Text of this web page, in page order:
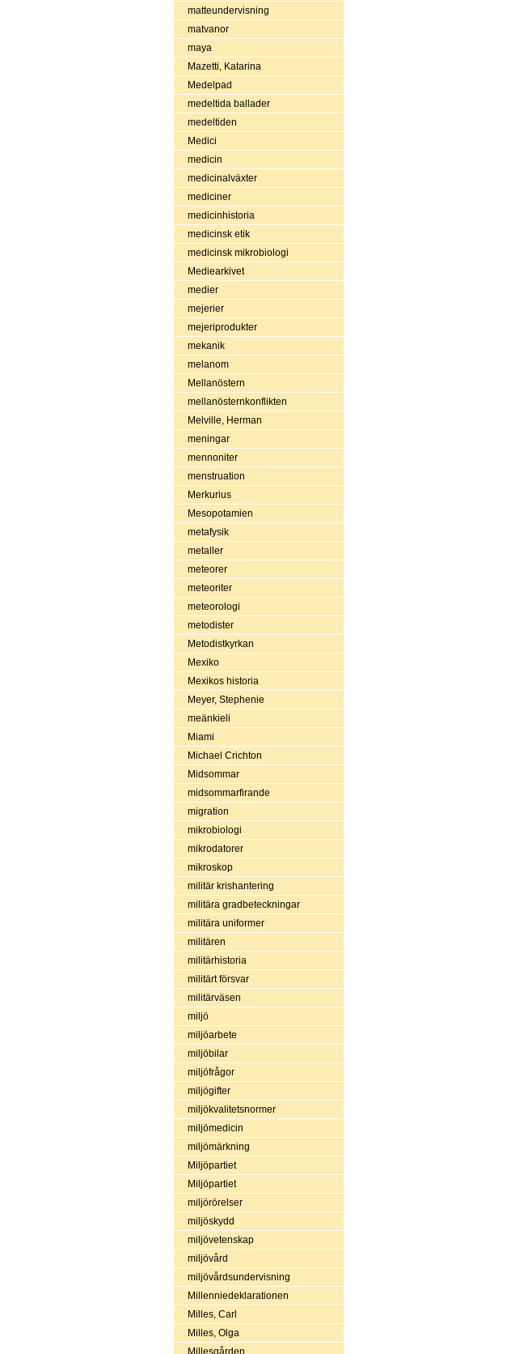
matteundervisning
matvanor
maya
Mazetti, Katarina
Medelpad
medeltida ballader
medeltiden
Medici
medicin
medicinalväxter
mediciner
medicinhistoria
medicinsk etik
medicinsk mikrobiologi
Mediearkivet
medier
mejerier
mejeriprodukter
mekanik
melanom
Mellanöstern
mellanösternkonflikten
Melville, Herman
meningar
mennoniter
menstruation
Merkurius
Mesopotamien
metafysik
metaller
meteorer
meteoriter
meteorologi
metodister
Metodistkyrkan
Mexiko
Mexikos historia
Meyer, Stephenie
meänkieli
Miami
Michael Crichton
Midsommar
midsommarfirande
migration
mikrobiologi
mikrodatorer
mikroskop
militär krishantering
militära gradbeteckningar
militära uniformer
militären
militärhistoria
militärt försvar
militärväsen
miljö
miljöarbete
miljöbilar
miljöfrågor
miljögifter
miljökvalitetsnormer
miljömedicin
miljömärkning
Miljöpartiet
Miljöpartiet
miljörörelser
miljöskydd
miljövetenskap
miljövård
miljövårdsundervisning
Millenniedeklarationen
Milles, Carl
Milles, Olga
Millesgården